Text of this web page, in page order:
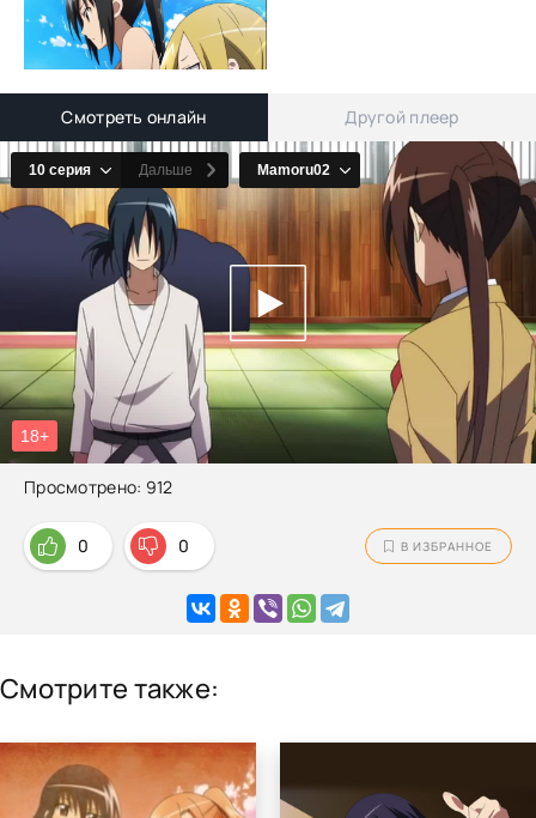
Смотреть онлайн Другой плеер
0 0 В ИЗБРАННОЕ
Просмотрено: 912
Смотрите также: